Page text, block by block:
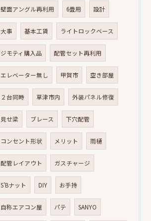
壁面アングル再利用 6畳用 設計
大事 基本工賃 ライトロックベース
ジモティ購入品 配管セット再利用
エレベーター無し 甲賀市 空き部屋
２台同時 草津市内 外装パネル修復
見せ梁 ブレース 下穴配管
コンセント形状 メリット 雨樋
配管レイアウト ガスチャージ
S’Bナット DIY お手持
自称エアコン屋 パテ SANYO